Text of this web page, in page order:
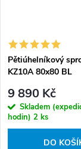
Pětiúhelníkový
KZ10A 80x80 BL
vaničky
9 890 Kč
Skladem
hodin) 2 ks
DO